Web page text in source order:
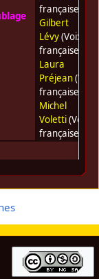
française) •
Gilbert
Lévy(Voix
française) •
Laura
Préjean(Voix
française) •
Michel
Voletti(Voix
française)